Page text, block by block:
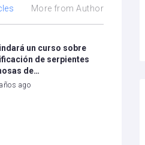
More from Author
un curso sobre
de serpientes
de…
ago